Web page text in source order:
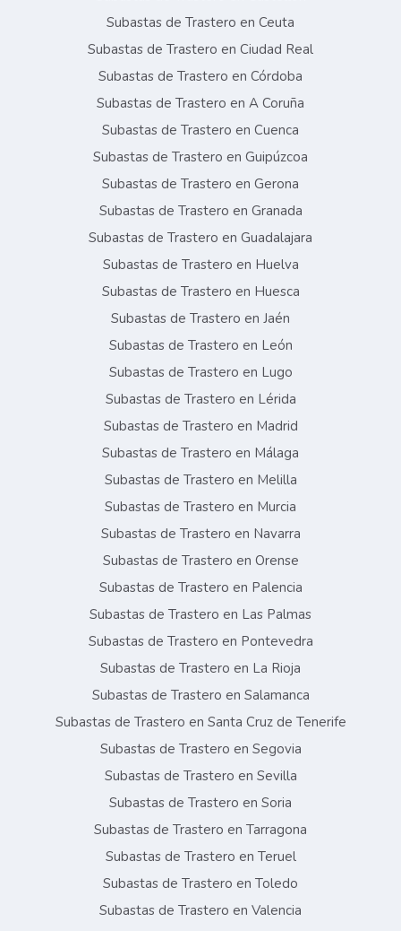
Subastas de Trastero en Ceuta
Subastas de Trastero en Ciudad Real
Subastas de Trastero en Córdoba
Subastas de Trastero en A Coruña
Subastas de Trastero en Cuenca
Subastas de Trastero en Guipúzcoa
Subastas de Trastero en Gerona
Subastas de Trastero en Granada
Subastas de Trastero en Guadalajara
Subastas de Trastero en Huelva
Subastas de Trastero en Huesca
Subastas de Trastero en Jaén
Subastas de Trastero en León
Subastas de Trastero en Lugo
Subastas de Trastero en Lérida
Subastas de Trastero en Madrid
Subastas de Trastero en Málaga
Subastas de Trastero en Melilla
Subastas de Trastero en Murcia
Subastas de Trastero en Navarra
Subastas de Trastero en Orense
Subastas de Trastero en Palencia
Subastas de Trastero en Las Palmas
Subastas de Trastero en Pontevedra
Subastas de Trastero en La Rioja
Subastas de Trastero en Salamanca
Subastas de Trastero en Santa Cruz de Tenerife
Subastas de Trastero en Segovia
Subastas de Trastero en Sevilla
Subastas de Trastero en Soria
Subastas de Trastero en Tarragona
Subastas de Trastero en Teruel
Subastas de Trastero en Toledo
Subastas de Trastero en Valencia